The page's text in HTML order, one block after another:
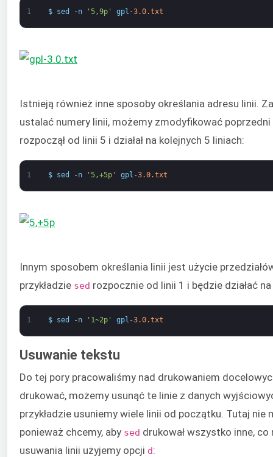
1 $ sed -n '5,9p' gpl -3.0.txt
Istnieją również inne sposoby określania adresu linii.
ustalać numery linii, możemy zmodyfikować poprzedni
rozpoczął od linii 5 i działał na kolejnych 5 liniach:
1 $ sed -n '5,+5p' gpl -3.0.txt
Innym sposobem określania linii jest użycie
przykładzie sed rozpocznie od linii 1 i będzie działać
1 $ sed -n '1~2p' gpl -3.0.txt
Usuwanie tekstu
Do tej pory pracowaliśmy nad drukowaniem
drukować, możemy usunąć te linie z danych
przykładzie usuniemy wiele linii od początku. Tutaj
ponieważ chcemy, aby sed drukował wszystko inne,
usuwania linii użyjemy opcji d: